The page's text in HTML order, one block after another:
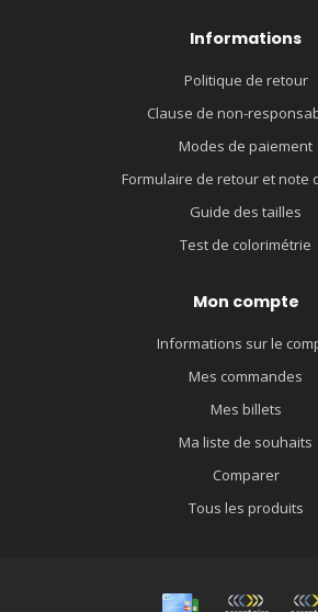
Informations
Politique de retour
Clause de non-
Modes de paiement
Formulaire de retour et note
Guide des tailles
Test de colorimétrie
Mon compte
Informations sur le
Mes commandes
Mes billets
Ma liste de souhaits
Comparer
Tous les produits